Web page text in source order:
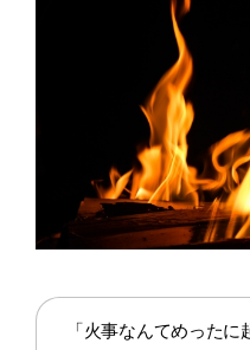
「火事なんてめった